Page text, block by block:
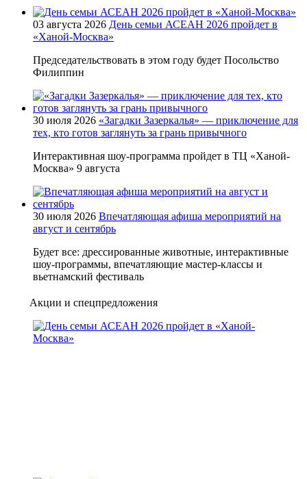
03 августа 2026 День семьи АСЕАН 2026 пройдет в
«Ханой-Москва»
Председательствовать в этом году будет Посольство
Филиппин
30 июля 2026 «Загадки Зазеркалья» — приключение для
тех, кто готов заглянуть за грань привычного
Интерактивная шоу-программа пройдет в ТЦ «Ханой-
Москва» 9 августа
30 июля 2026 Впечатляющая афиша мероприятий на
август и сентябрь
Будет все: дрессированные животные, интерактивные
шоу-программы, впечатляющие мастер-классы и
вьетнамский фестиваль
Акции и спецпредложения